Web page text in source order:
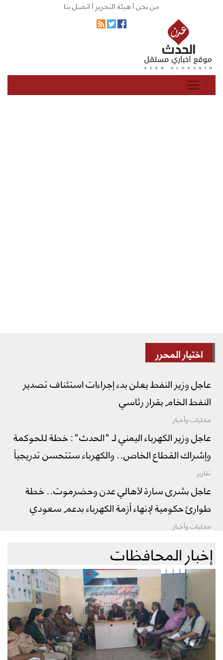
من نحن |هيئة التحرير |اتصل بنا
اختيار المحرر
عاجل وزير النفط يعلن بدء إجراءات استئناف تصدير
النفط الخام بقرار رئاسي
محليات وأخبار
عاجل وزير الكهرباء اليمني لـ "الحدث": خطة للحوكمة
وإشراك القطاع الخاص.. والكهرباء ستتحسن تدريجياً
تقارير
عاجل بشرى سارة لأهالي عدن وحضرموت.. خطة
طوارئ حكومية لإنهاء أزمة الكهرباء بدعم سعودي
محليات وأخبار
إخبار المحافظات